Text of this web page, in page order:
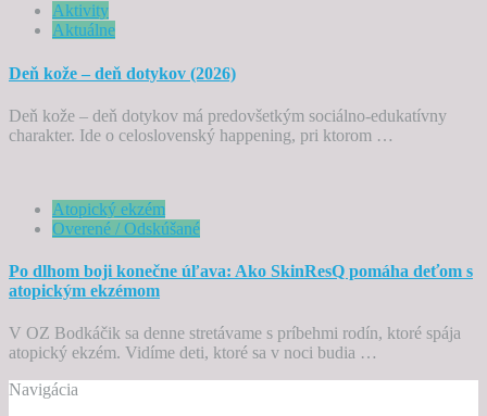
Aktivity
Aktuálne
Deň kože – deň dotykov (2026)
Deň kože – deň dotykov má predovšetkým sociálno-edukatívny
charakter. Ide o celoslovenský happening, pri ktorom …
Atopický ekzém
Overené / Odskúšané
Po dlhom boji konečne úľava: Ako SkinResQ pomáha deťom s
atopickým ekzémom
V OZ Bodkáčik sa denne stretávame s príbehmi rodín, ktoré spája
atopický ekzém. Vidíme deti, ktoré sa v noci budia …
Navigácia